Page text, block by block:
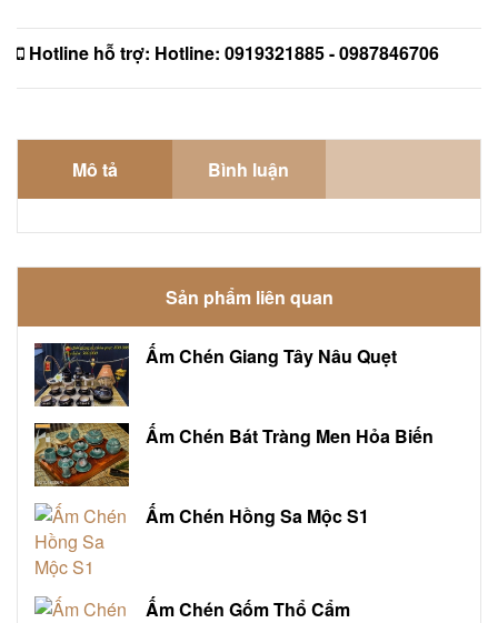
Hotline hỗ trợ: Hotline: 0919321885 - 0987846706
Mô tả Bình luận
Sản phẩm liên quan
Ấm Chén Giang Tây Nâu Quẹt
Ấm Chén Bát Tràng Men Hỏa Biến
Ấm Chén Hồng Sa Mộc S1
Ấm Chén Gốm Thổ Cẩm